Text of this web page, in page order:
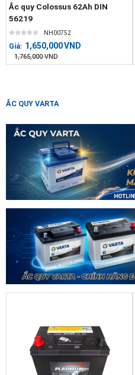
Ắc quy Colossus 62Ah DIN
56219
NH00752
Giá: 1,650,000VND
1,765,000 VND
ẮC QUY VARTA